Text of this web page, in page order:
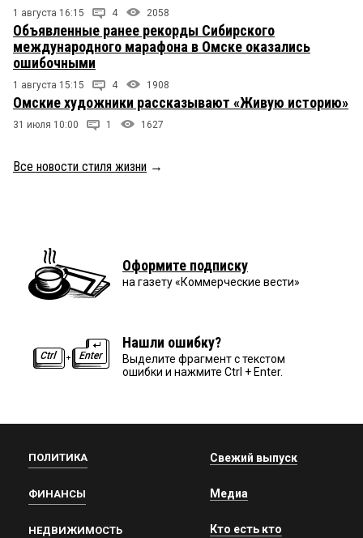
1 августа 16:15 4 2058
Объявленные ранее рекорды Сибирского
международного марафона в Омске оказались
ошибочными
1 августа 15:15 4 1908
Омские художники рассказывают «Живую историю»
31 июля 10:00 1 1627
Все новости стиля жизни →
Оформите подписку
на газету «Коммерческие вести»
Нашли ошибку?
Выделите фрагмент с текстом
ошибки и нажмите Ctrl + Enter.
ПОЛИТИКА
ФИНАНСЫ
НЕДВИЖИМОСТЬ
Свежий выпуск
Медиа
Кто есть кто